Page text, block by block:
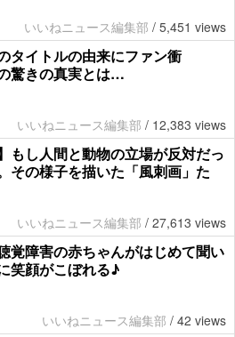
いいねニュース編集部 / 5,451 views
タイトルの由来にファン衝
驚きの真実とは…
いいねニュース編集部 / 12,383 views
もし人間と動物の立場が反対だっ
その様子を描いた「風刺画」た
いいねニュース編集部 / 27,613 views
覚障害の赤ちゃんがはじめて聞い
笑顔がこぼれる♪
いいねニュース編集部 / 42 views